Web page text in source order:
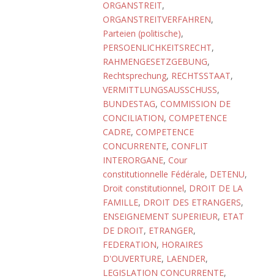
ORGANSTREIT,
ORGANSTREITVERFAHREN,
Parteien (politische),
PERSOENLICHKEITSRECHT,
RAHMENGESETZGEBUNG,
Rechtsprechung, RECHTSSTAAT,
VERMITTLUNGSAUSSCHUSS,
BUNDESTAG, COMMISSION DE
CONCILIATION, COMPETENCE
CADRE, COMPETENCE
CONCURRENTE, CONFLIT
INTERORGANE, Cour
constitutionnelle Fédérale, DETENU,
Droit constitutionnel, DROIT DE LA
FAMILLE, DROIT DES ETRANGERS,
ENSEIGNEMENT SUPERIEUR, ETAT
DE DROIT, ETRANGER,
FEDERATION, HORAIRES
D'OUVERTURE, LAENDER,
LEGISLATION CONCURRENTE,